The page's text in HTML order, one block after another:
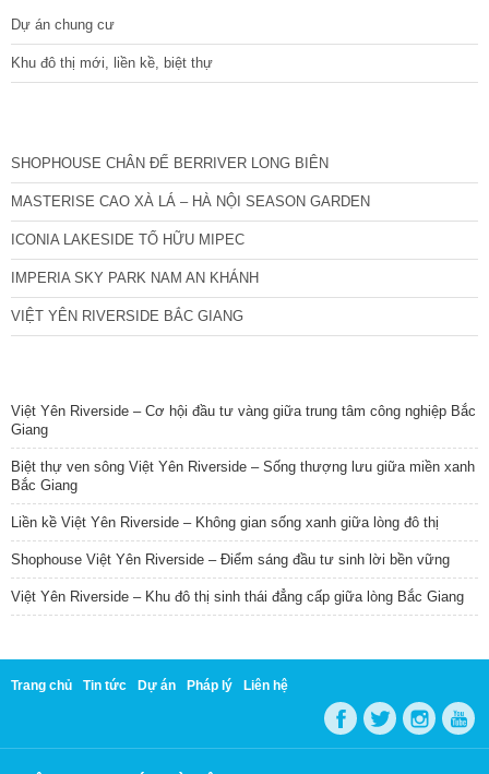
Dự án chung cư
Khu đô thị mới, liền kề, biệt thự
SHOPHOUSE CHÂN ĐẾ BERRIVER LONG BIÊN
MASTERISE CAO XÀ LÁ – HÀ NỘI SEASON GARDEN
ICONIA LAKESIDE TỐ HỮU MIPEC
IMPERIA SKY PARK NAM AN KHÁNH
VIỆT YÊN RIVERSIDE BẮC GIANG
Việt Yên Riverside – Cơ hội đầu tư vàng giữa trung tâm công nghiệp Bắc
Giang
Biệt thự ven sông Việt Yên Riverside – Sống thượng lưu giữa miền xanh
Bắc Giang
Liền kề Việt Yên Riverside – Không gian sống xanh giữa lòng đô thị
Shophouse Việt Yên Riverside – Điểm sáng đầu tư sinh lời bền vững
Việt Yên Riverside – Khu đô thị sinh thái đẳng cấp giữa lòng Bắc Giang
Trang chủ Tin tức Dự án Pháp lý Liên hệ